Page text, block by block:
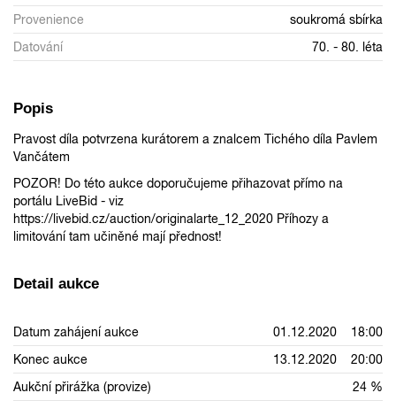
Provenience
soukromá sbírka
Datování
70. - 80. léta
Popis
Pravost díla potvrzena kurátorem a znalcem Tichého díla Pavlem
Vančátem
POZOR! Do této aukce doporučujeme přihazovat přímo na
portálu LiveBid - viz
https://livebid.cz/auction/originalarte_12_2020 Příhozy a
limitování tam učiněné mají přednost!
Detail aukce
Datum zahájení aukce
01.12.2020 18:00
Konec aukce
13.12.2020 20:00
Aukční přirážka (provize)
24 %